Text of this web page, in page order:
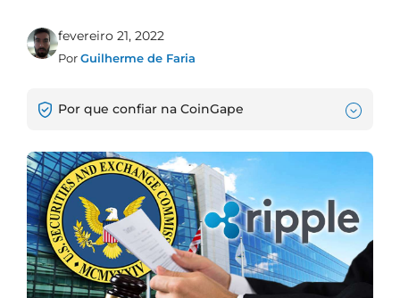
fevereiro 21, 2022
PorGuilherme de Faria
Por que confiar na CoinGape